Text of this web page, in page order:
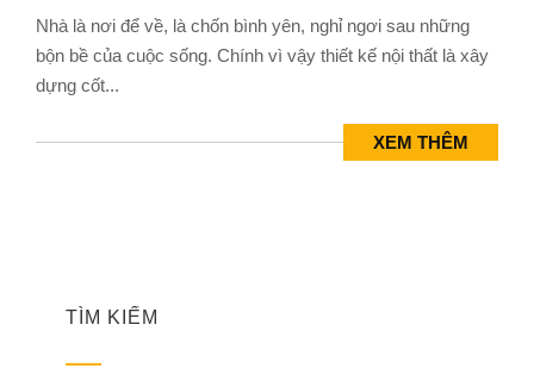
Nhà là nơi để về, là chốn bình yên, nghỉ ngơi sau những
bộn bề của cuộc sống. Chính vì vậy thiết kế nội thất là xây
dựng cốt...
XEM THÊM
TÌM KIẾM